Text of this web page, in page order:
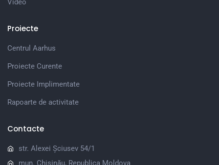
Video
Proiecte
Centrul Aarhus
Proiecte Curente
Proiecte Implimentate
Rapoarte de activitate
Contacte
str. Alexei Șciusev 54/1
mun. Chișinău, Republica Moldova